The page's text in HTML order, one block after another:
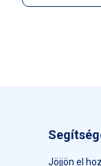
Jöjjön el